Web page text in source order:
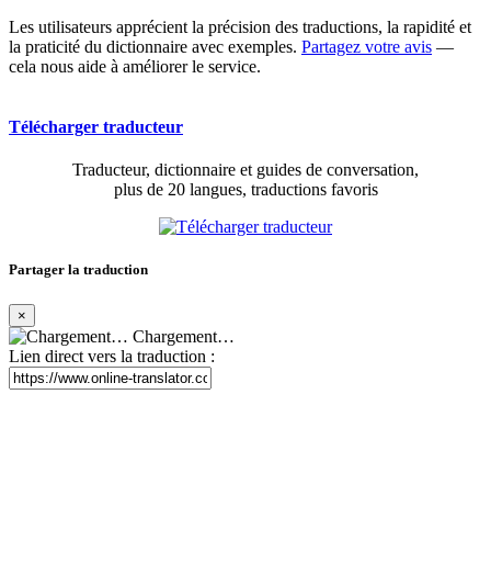
Les utilisateurs apprécient la précision des traductions, la rapidité et
la praticité du dictionnaire avec exemples. Partagez votre avis —
cela nous aide à améliorer le service.
Télécharger traducteur
Traducteur, dictionnaire et guides de conversation,
plus de 20 langues, traductions favoris
Partager la traduction
×
Chargement…
Lien direct vers la traduction :